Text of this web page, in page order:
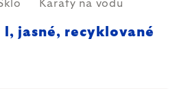
Karafy na vodu
l, jasné, recyklované